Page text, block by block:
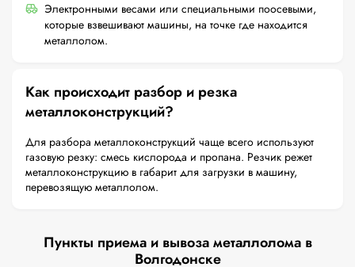
Электронными весами или специальными поосевыми,
которые взвешивают машины, на точке где находится
металлолом.
Как происходит разбор и резка
металлоконструкций?
Для разбора металлоконструкций чаще всего используют
газовую резку: смесь кислорода и пропана. Резчик режет
металлоконструкцию в габарит для загрузки в машину,
перевозящую металлолом.
Пункты приема и вывоза металлолома в
Волгодонске